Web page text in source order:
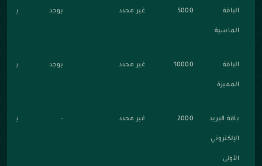
الباقة
الماسية
5000 غير محدد يوجد يوجد
الباقة
المميزة
10000 غير محدد يوجد يوجد
باقة البريد
الإلكتروني
الأولى
2000 غير محدد - يوجد